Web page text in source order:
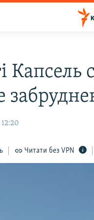
Капсель
Читати без VPN